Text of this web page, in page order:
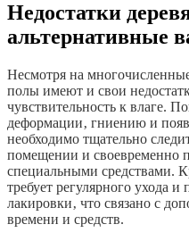
Недостатки
альтернативные
Несмотря на
полы имеют и свои
чувствительность к влаге.
деформации‚ гниению и
необходимо тщательно
помещении и своевременно
специальными средствами.
требует регулярного ухода
лакировки‚ что связано с
времени и средств.